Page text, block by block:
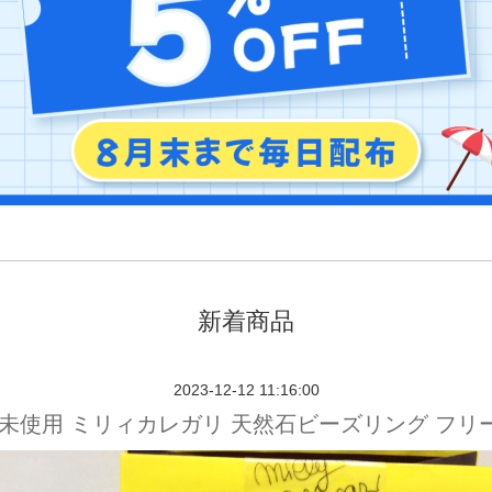
新着商品
2023-12-12 11:16:00
未使用 ミリィカレガリ 天然石ビーズリング フリ